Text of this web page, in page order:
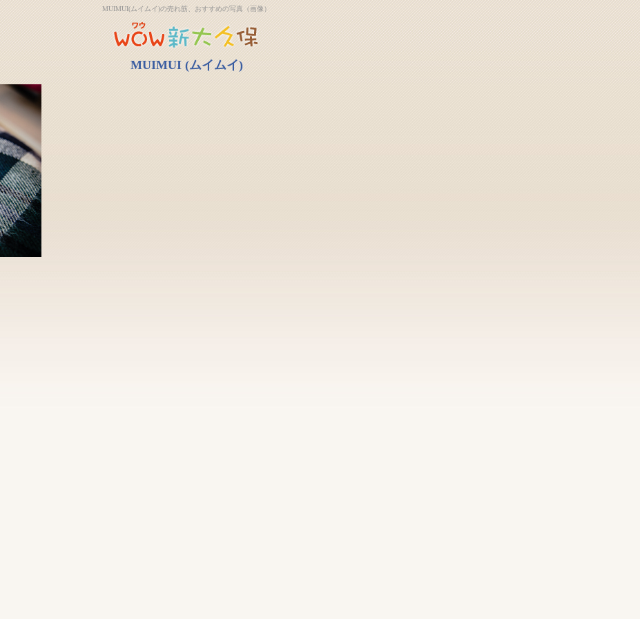
MUIMUI(ムイムイ)の売れ筋、おすすめの写真（画像）
MUIMUI (ムイムイ)